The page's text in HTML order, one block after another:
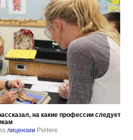
на какие профессии следует
лицензии PxHere